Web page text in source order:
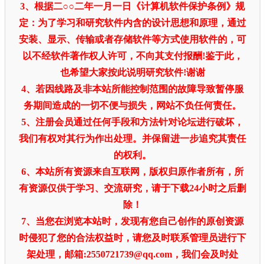
3、根据二○○二年一月一日《计算机软件保护条例》规
定：为了学习和研究软件内含的设计思想和原理，通过
安装、显示、传输或者存储软件等方式使用软件的，可
以不经软件著作权人许可，不向其支付报酬!鉴于此，
也希望大家按此说明研究软件!谢谢
4、若因线路及非本站所能控制范围的故障导致暂停服
务期间造成的一切不便与损失，网站不负任何责任。
5、注册会员通过任何手段和方法针对论坛进行破坏，
我们有权对其行为作出处理。并保留进一步追究其责任
的权利。
6、本站所有资源来自互联网，版权归原作者所有，所
有资源仅供于学习、交流研究，请于下载24小时之后删
除！
7、当您在浏览本站时，发现有您自己创作的原创资源
时侵犯了您的合法权益时，请您及时联系管理员进行下
架处理，邮箱:2550721739@qq.com，我们会及时处